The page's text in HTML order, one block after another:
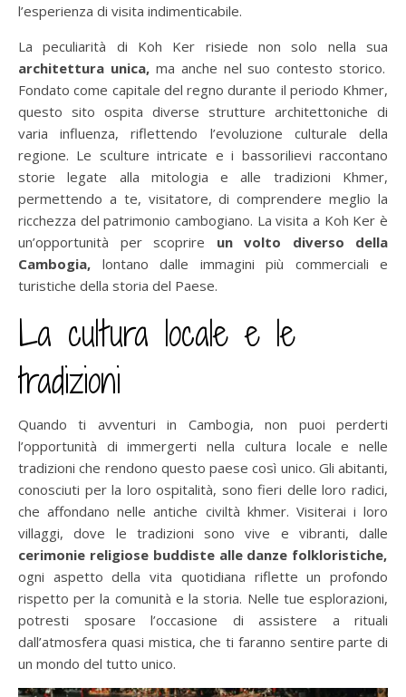
l’esperienza di visita indimenticabile.
La peculiarità di Koh Ker risiede non solo nella sua
architettura unica,ma anche nel suo contesto storico.
Fondato come capitale del regno durante il periodo Khmer,
questo sito ospita diverse strutture architettoniche di
varia influenza, riflettendo l’evoluzione culturale della
regione. Le sculture intricate e i bassorilievi raccontano
storie legate alla mitologia e alle tradizioni Khmer,
permettendo a te, visitatore, di comprendere meglio la
ricchezza del patrimonio cambogiano. La visita a Koh Ker è
un’opportunità per scoprire un volto diverso della
Cambogia, lontano dalle immagini più commerciali e
turistiche della storia del Paese.
La cultura locale e le
tradizioni
Quando ti avventuri in Cambogia, non puoi perderti
l’opportunità di immergerti nella cultura locale e nelle
tradizioni che rendono questo paese così unico. Gli abitanti,
conosciuti per la loro ospitalità, sono fieri delle loro radici,
che affondano nelle antiche civiltà khmer. Visiterai i loro
villaggi, dove le tradizioni sono vive e vibranti, dalle
cerimonie religiose buddiste alle danze folkloristiche,
ogni aspetto della vita quotidiana riflette un profondo
rispetto per la comunità e la storia. Nelle tue esplorazioni,
potresti sposare l’occasione di assistere a rituali
dall’atmosfera quasi mistica, che ti faranno sentire parte di
un mondo del tutto unico.